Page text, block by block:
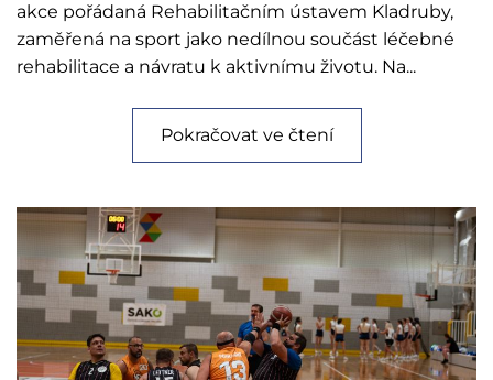
akce pořádaná Rehabilitačním ústavem Kladruby,
zaměřená na sport jako nedílnou součást léčebné
rehabilitace a návratu k aktivnímu životu. Na...
Pokračovat ve čtení